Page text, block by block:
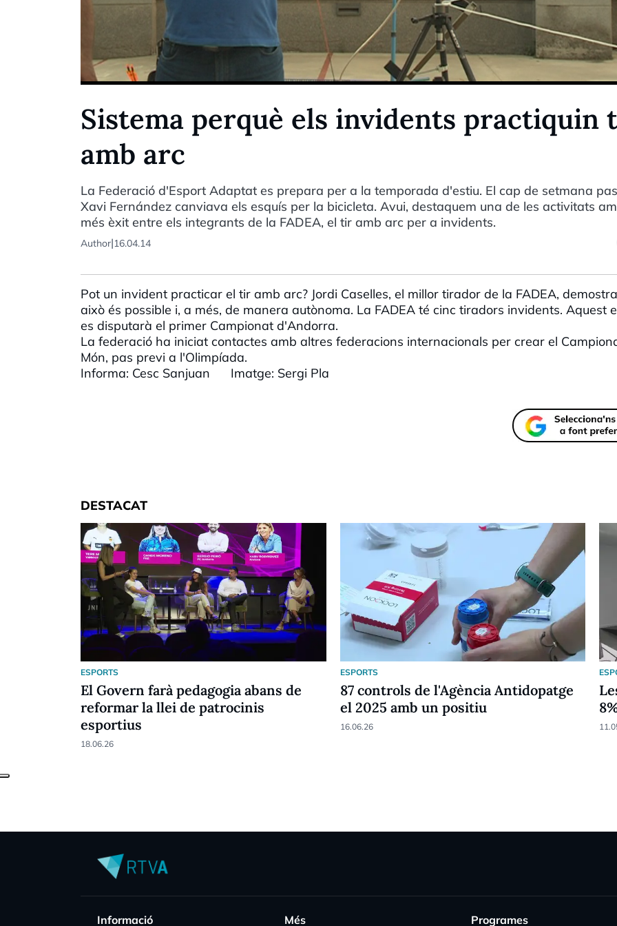
Sistema perquè els invidents practiquin
amb arc
La Federació d'Esport Adaptat es prepara per a la temporada d'estiu. El cap de setmana
Xavi Fernández canviava els esquís per la bicicleta. Avui, destaquem una de les activitats
més èxit entre els integrants de la FADEA, el tir amb arc per a invidents.
Author|16.04.14
Pot un invident practicar el tir amb arc? Jordi Caselles, el millor tirador de la FADEA,
això és possible i, a més, de manera autònoma. La FADEA té cinc tiradors invidents. Aquest
es disputarà el primer Campionat d'Andorra.
La federació ha iniciat contactes amb altres federacions internacionals per crear el
Món, pas previ a l'Olimpíada.
Informa: Cesc Sanjuan Imatge: Sergi Pla
DESTACAT
ESPORTS
El Govern farà pedagogia abans de
reformar la llei de patrocinis
esportius
18.06.26
ESPORTS
87 controls de l'Agència Antidopatge
el 2025 amb un positiu
16.06.26
Informació Més Programes